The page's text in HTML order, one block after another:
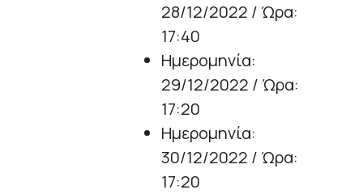
28/12/2022 / Ώρα:
17:40
Ημερομηνία:
29/12/2022 / Ώρα:
17:20
Ημερομηνία:
30/12/2022 / Ώρα:
17:20